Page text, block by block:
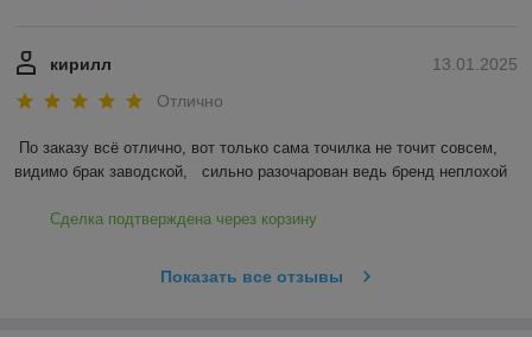
13.01.2025
кирилл
Отлично
По заказу всё отлично, вот только сама точилка не точит совсем,
видимо брак заводской,   сильно разочарован ведь бренд неплохой
Сделка подтверждена через корзину
Показать все отзывы